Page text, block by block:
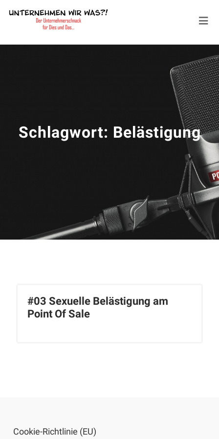
Schlagwort: Belästigung
#03 Sexuelle Belästigung am
Point Of Sale
Cookie-Richtlinie (EU)